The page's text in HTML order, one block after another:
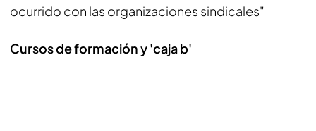
ocurrido con las organizaciones sindicales"
Cursos de formación y 'caja b'